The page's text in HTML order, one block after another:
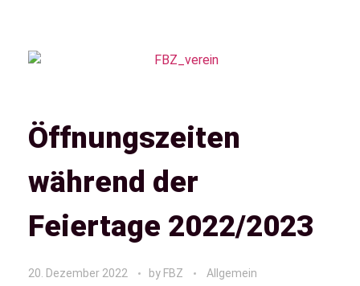
Öffnungszeiten
während der
Feiertage 2022/2023
20. Dezember 2022 by FBZ Allgemein